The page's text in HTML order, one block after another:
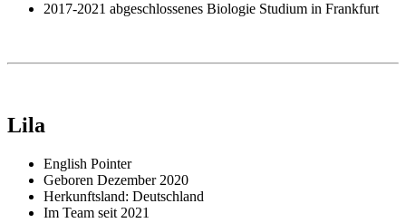
2017-2021 abgeschlossenes Biologie Studium in Frankfurt
Lila
English Pointer
Geboren Dezember 2020
Herkunftsland: Deutschland
Im Team seit 2021